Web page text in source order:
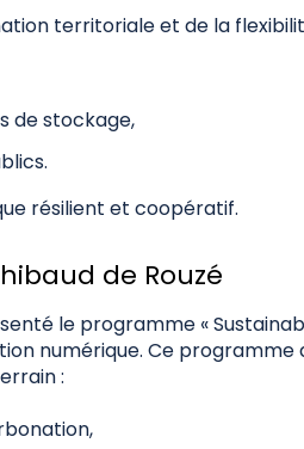
territoriale et de la
de stockage,
résilient et coopératif.
de Rouzé
le programme «
numérique. Ce
: